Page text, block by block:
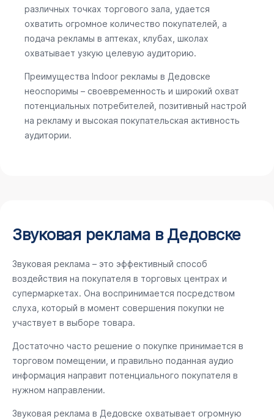
различных точках торгового зала, удается
охватить огромное количество покупателей, а
подача рекламы в аптеках, клубах, школах
охватывает узкую целевую аудиторию.
Преимущества Indoor рекламы в Дедовске
неоспоримы – своевременность и широкий охват
потенциальных потребителей, позитивный настрой
на рекламу и высокая покупательская активность
аудитории.
Звуковая реклама в Дедовске
Звуковая реклама – это эффективный способ
воздействия на покупателя в торговых центрах и
супермаркетах. Она воспринимается посредством
слуха, который в момент совершения покупки не
участвует в выборе товара.
Достаточно часто решение о покупке принимается в
торговом помещении, и правильно поданная аудио
информация направит потенциального покупателя в
нужном направлении.
Звуковая реклама в Дедовске охватывает огромную